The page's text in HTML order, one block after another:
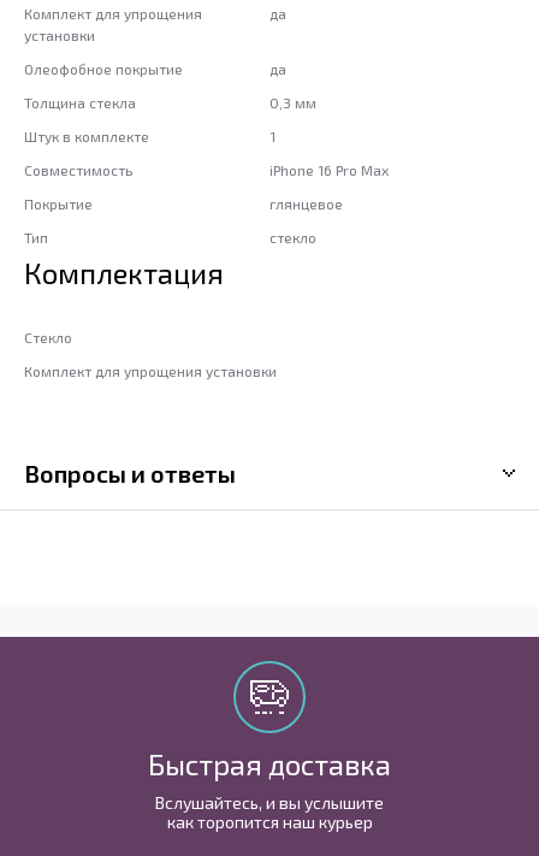
Комплект для упрощения
установки
да
Олеофобное покрытие
да
Толщина стекла
0,3 мм
Штук в комплекте
1
Совместимость
iPhone 16 Pro Max
Покрытие
глянцевое
Тип
стекло
Комплектация
Стекло
Комплект для упрощения установки
Вопросы и ответы
Быстрая доставка
Вслушайтесь, и вы услышите
как торопится наш курьер